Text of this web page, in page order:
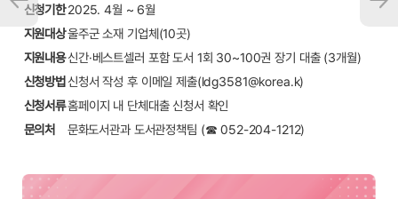
신청기한2025. 4월 ~ 6월
지원대상울주군 소재 기업체(10곳)
지원내용신간·베스트셀러 포함 도서 1회 30~100권 장기 대출 (3개월)
신청방법 신청서 작성 후 이메일 제출(ldg3581@korea.k)
신청서류홈페이지 내 단체대출 신청서 확인
문의처
문화도서관과 도서관정책팀 (☎ 052-204-1212)